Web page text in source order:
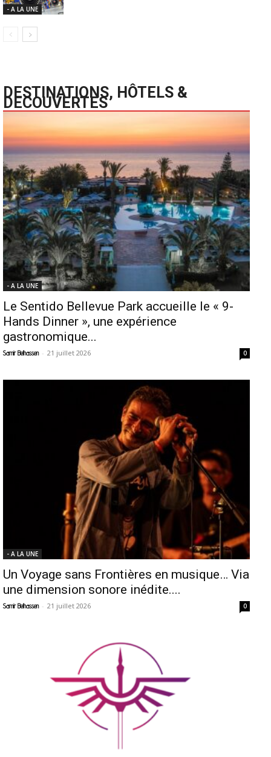
- A LA UNE
DESTINATIONS, HÔTELS &
DECOUVERTES
- A LA UNE
Le Sentido Bellevue Park accueille le « 9-
Hands Dinner », une expérience
gastronomique...
Samir Belhassen - 21 juillet 2026 0
- A LA UNE
Un Voyage sans Frontières en musique… Via
une dimension sonore inédite....
Samir Belhassen - 21 juillet 2026 0